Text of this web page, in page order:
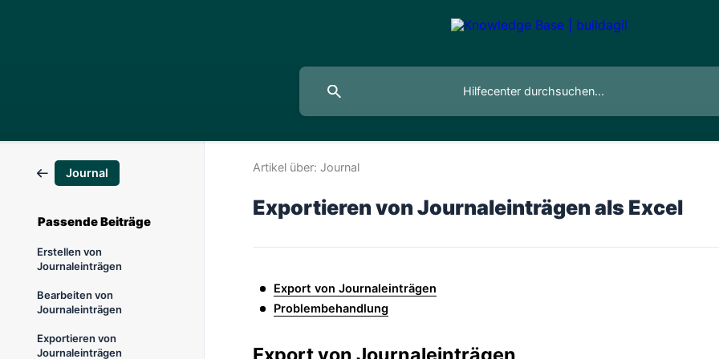
Journal
Passende Beiträge
Erstellen von
Journaleinträgen
Bearbeiten von
Journaleinträgen
Exportieren von
Journaleinträgen
Artikel über: Journal
Exportieren von Journaleinträgen als Excel
Export von Journaleinträgen
Problembehandlung